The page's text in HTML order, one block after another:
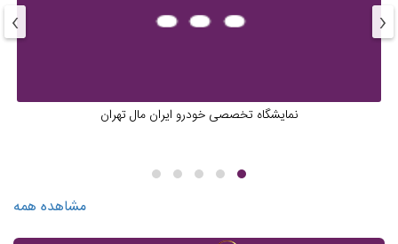
نمایشگاه تخصصی خودرو ایران مال تهران
‹
›
مشاهده همه